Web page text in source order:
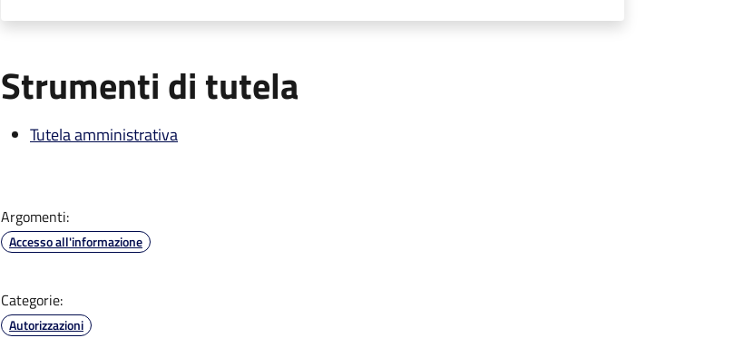
Strumenti di tutela
Tutela amministrativa
Argomenti:
Accesso all'informazione
Categorie:
Autorizzazioni